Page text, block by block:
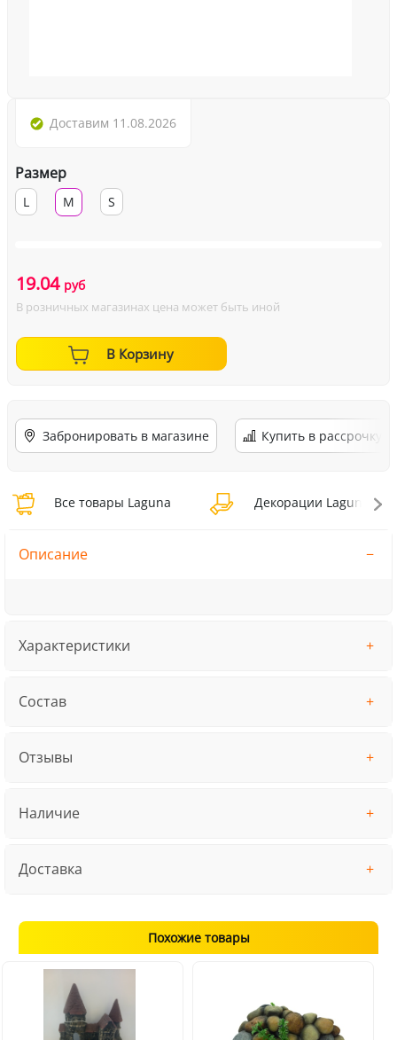
Доставим 11.08.2026
Размер
L M S
19.04 руб
В розничных магазинах цена может быть иной
В Корзину
Забронировать в магазине Купить в рассрочку
Все товары Laguna Декорации Laguna
Описание
Характеристики
Состав
Отзывы
Наличие
Доставка
Похожие товары